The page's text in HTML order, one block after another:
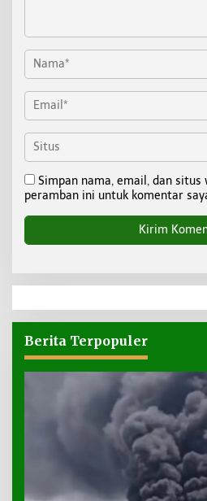
Simpan nama, email, dan situs
peramban ini untuk komentar
Berita Terpopuler